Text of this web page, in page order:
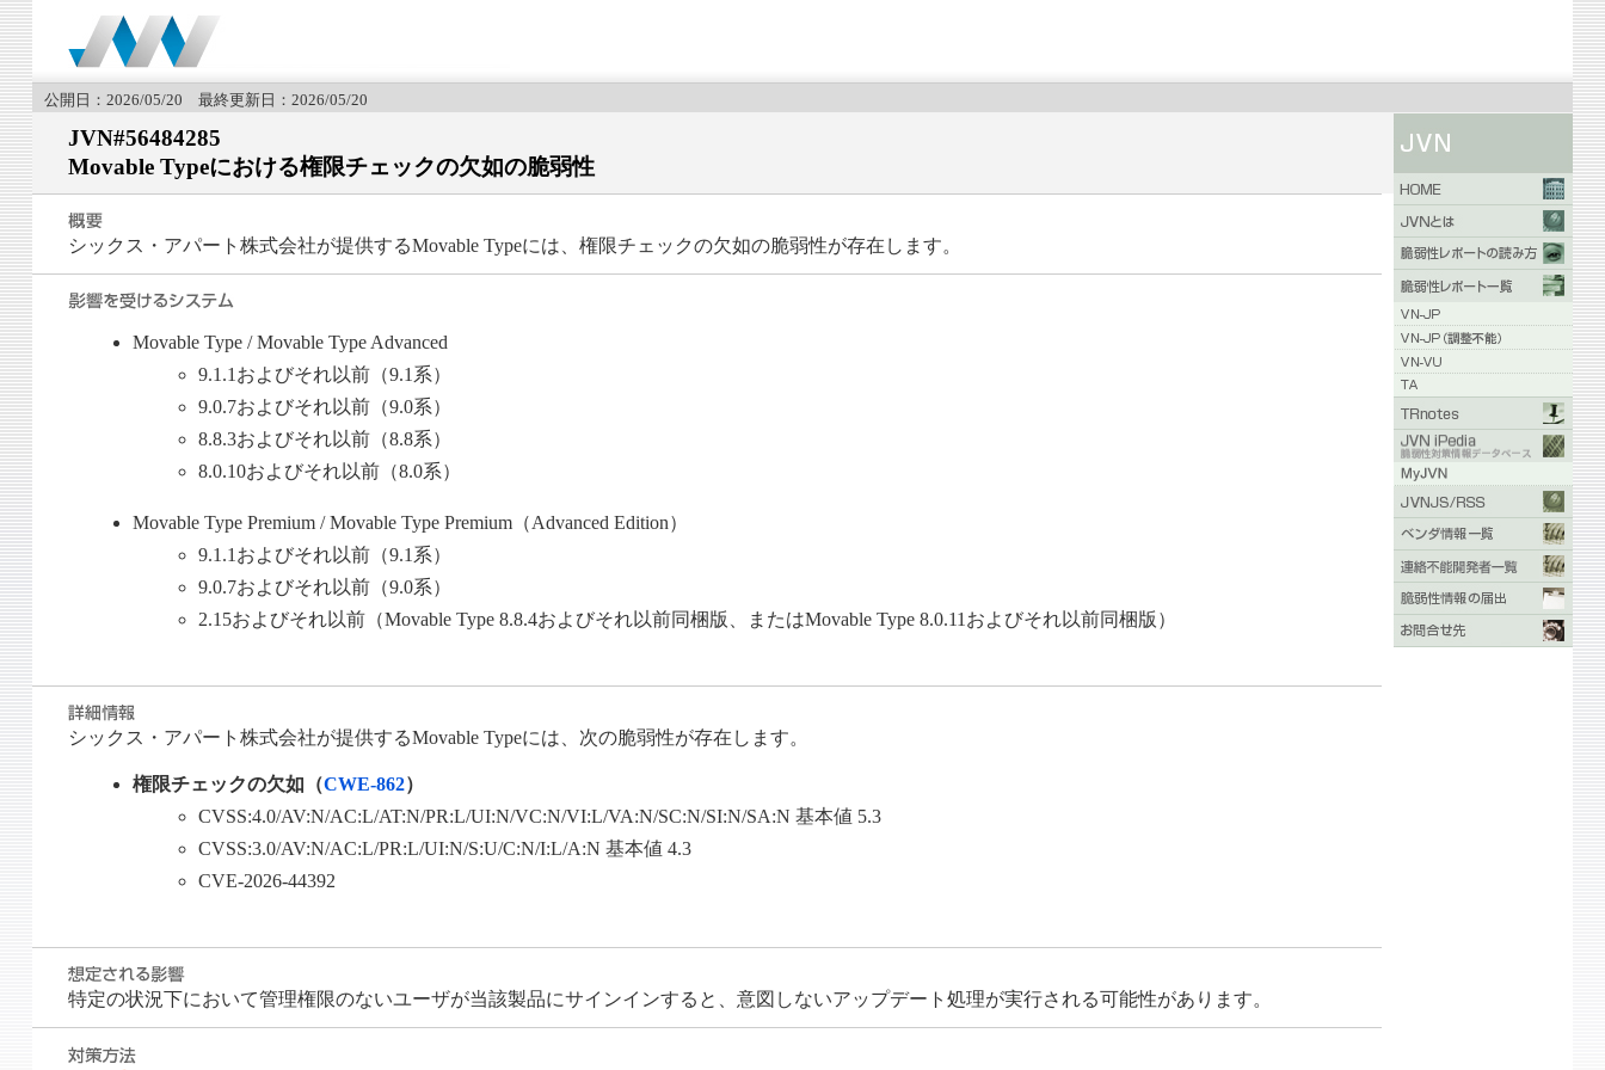
公開日：2026/05/20 最終更新日：2026/05/20
JVN#56484285
Movable Typeにおける権限チェックの欠如の脆弱性
シックス・アパート株式会社が提供するMovable Typeには、権限チェックの欠如の脆弱性が存在します。
Movable Type / Movable Type Advanced
9.1.1およびそれ以前（9.1系）
9.0.7およびそれ以前（9.0系）
8.8.3およびそれ以前（8.8系）
8.0.10およびそれ以前（8.0系）
Movable Type Premium / Movable Type Premium（Advanced Edition）
9.1.1およびそれ以前（9.1系）
9.0.7およびそれ以前（9.0系）
2.15およびそれ以前（Movable Type 8.8.4およびそれ以前同梱版、またはMovable Type 8.0.11およびそれ以前同梱版）
シックス・アパート株式会社が提供するMovable Typeには、次の脆弱性が存在します。
権限チェックの欠如（CWE-862）
CVSS:4.0/AV:N/AC:L/AT:N/PR:L/UI:N/VC:N/VI:L/VA:N/SC:N/SI:N/SA:N 基本値 5.3
CVSS:3.0/AV:N/AC:L/PR:L/UI:N/S:U/C:N/I:L/A:N 基本値 4.3
CVE-2026-44392
特定の状況下において管理権限のないユーザが当該製品にサインインすると、意図しないアップデート処理が実行される可能性があります。